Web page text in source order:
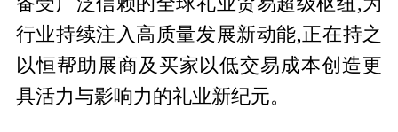
行业持续注入高质量发展新动能,正在持之
以恒帮助展商及买家以低交易成本创造更
具活力与影响力的礼业新纪元。